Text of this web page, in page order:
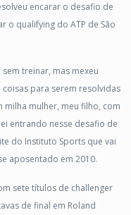
encarar o desafio de
o qualifying do ATP de São
treinar, mas mexeu
para serem resolvidas
mulher, meu filho, com
entrando nesse desafio de
do Instituto Sports que vai
aposentado em 2010.
sete títulos de challenger
de final em Roland